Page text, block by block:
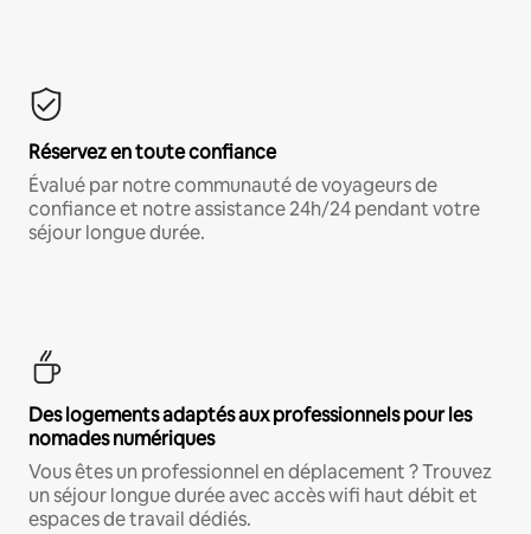
Réservez en toute confiance
Évalué par notre communauté de voyageurs de
confiance et notre assistance 24h/24 pendant votre
séjour longue durée.
Des logements adaptés aux professionnels pour les
nomades numériques
Vous êtes un professionnel en déplacement ? Trouvez
un séjour longue durée avec accès wifi haut débit et
espaces de travail dédiés.